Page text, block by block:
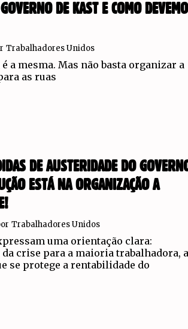
DE KAST E COMO
Trabalhadores Unidos
a mesma. Mas não basta organizar a
as ruas
DE AUSTERIDADE DO
ESTÁ NA ORGANIZAÇÃO A
Trabalhadores Unidos
uma orientação clara:
crise para a maioria trabalhadora,
se protege a rentabilidade do